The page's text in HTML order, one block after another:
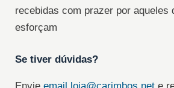
recebidas com prazer por aqueles
esforçam
Se tiver dúvidas?
Envie email loja@carimbos.net e